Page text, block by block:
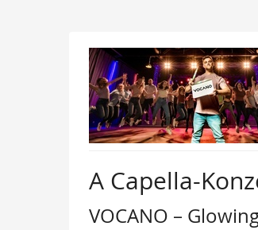
A Capella-
VOCANO –